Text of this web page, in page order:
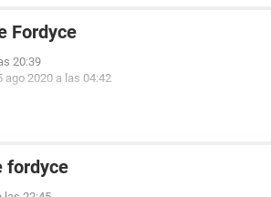
Fordyce
20:39
ago 2020 a las 04:42
fordyce